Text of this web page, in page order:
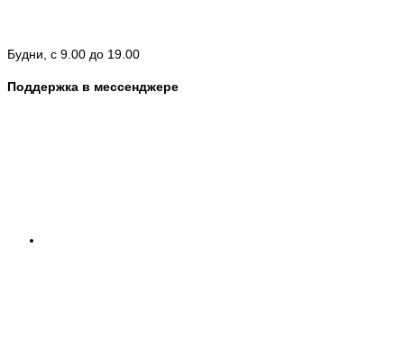
Будни, с 9.00 до 19.00
Поддержка в мессенджере